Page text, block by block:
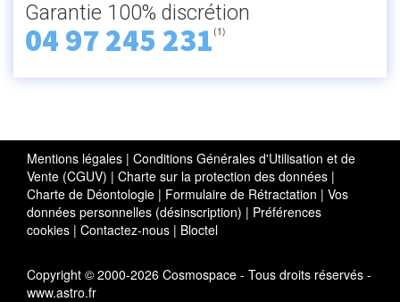
Garantie 100% discrétion
04 97 245 231(1)
Mentions légales | Conditions Générales d'Utilisation et de
Vente (CGUV) | Charte sur la protection des données |
Charte de Déontologie | Formulaire de Rétractation | Vos
données personnelles (désinscription) | Préférences
cookies | Contactez-nous | Bloctel
Copyright © 2000-2026 Cosmospace - Tous droits réservés -
www.astro.fr